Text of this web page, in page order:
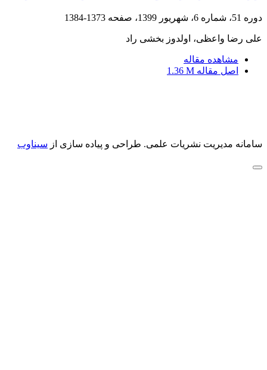
دوره 51، شماره 6، شهریور 1399، صفحه 1373-1384
علی رضا واعظی، اولدوز بخشی راد
مشاهده مقاله
اصل مقاله 1.36 M
سامانه مدیریت نشریات علمی. طراحی و پیاده سازی از سیناوب